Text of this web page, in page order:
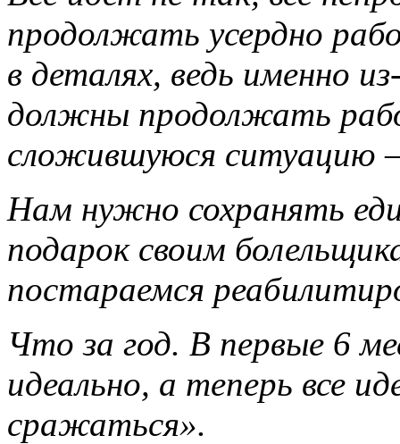
продолжать усердно
в деталях, ведь именно
должны продолжать
сложившуюся ситуацию
Нам нужно сохранять
подарок своим
постараемся
Что за год. В первые 6
идеально, а теперь все
сражаться».